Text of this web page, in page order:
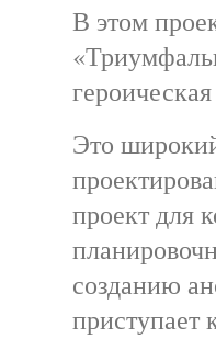
В этом
Это
проект для
созданию
приступает